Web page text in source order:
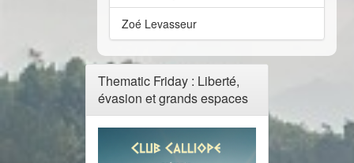
Zoé Levasseur
Thematic Friday : Liberté,
évasion et grands espaces